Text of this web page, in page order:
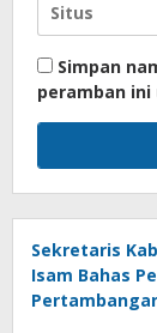
Simpan
peramban
Sekretaris
Isam Bahas